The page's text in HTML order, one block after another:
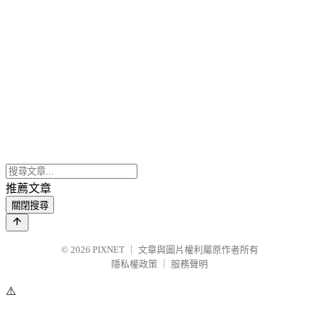
推薦文章
關閉搜尋
© 2026 PIXNET
文章與圖片權利屬原作者所有
隱私權政策
服務聲明
⚠️